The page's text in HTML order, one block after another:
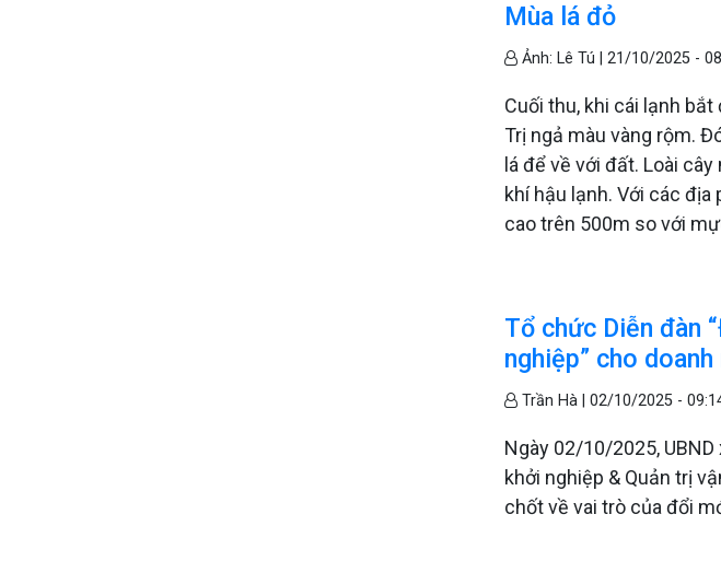
Mùa lá đỏ
Ảnh: Lê Tú |21/10/2025 -
Cuối thu, khi cái lạnh
Trị ngả màu vàng rộm.
lá để về với đất. Loài
khí hậu lạnh. Với các
cao trên 500m so với
Tổ chức Diễn đàn
nghiệp” cho
Trần Hà |02/10/2025 -
Ngày 02/10/2025,
khởi nghiệp & Quản trị
chốt về vai trò của đổi